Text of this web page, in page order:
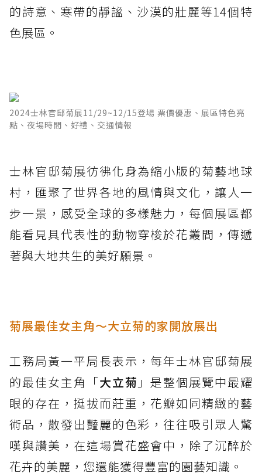
的詩意、寒帶的靜謐、沙漠的壯麗等14個特
色展區。
2024士林官邸菊展11/29~12/15登場 票價優惠、展區特色亮
點、夜場時間、好禮、交通情報
士林官邸菊展彷彿化身為縮小版的菊藝地球
村，匯聚了世界各地的風情與文化，讓人一
步一景，感受全球的多樣魅力，每個展區都
能看見具代表性的動物穿梭於花叢間，傳遞
著與大地共生的美好願景。
菊展最佳女主角～大立菊的家開放展出
工務局黃一平局長表示，每年士林官邸菊展
的最佳女主角「大立菊 」是整個展覽中最耀
眼的存在，挺拔而莊重，花瓣如同精緻的藝
術品，散發出豔麗的色彩，往往吸引眾人驚
嘆與讚美，在這場賞花盛會中，除了沉醉於
花卉的美麗，您還能獲得豐富的園藝知識。